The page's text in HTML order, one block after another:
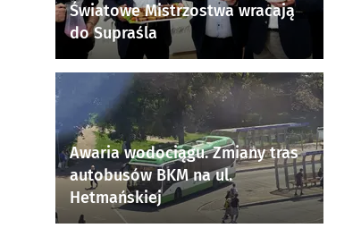
Światowe Mistrzostwa wracają
do Supraśla
Awaria wodociągu. Zmiany tras
autobusów BKM na ul.
Hetmańskiej